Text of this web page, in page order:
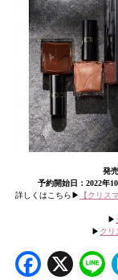
発
予約開始日：2022年
詳しくはこちら▶︎
【クリス
▶︎
▶︎ クリ
X